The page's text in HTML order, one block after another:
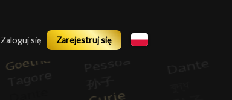
Zaloguj się Zarejestruj się